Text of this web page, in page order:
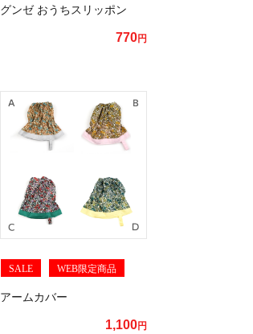
グンゼ おうちスリッポン
770円
SALE WEB限定商品
アームカバー
1,100円